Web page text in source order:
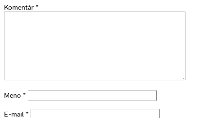
Komentár *
Meno *
E-mail *